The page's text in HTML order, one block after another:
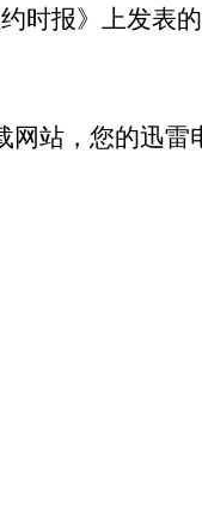
时报》上发表
站，您的迅雷